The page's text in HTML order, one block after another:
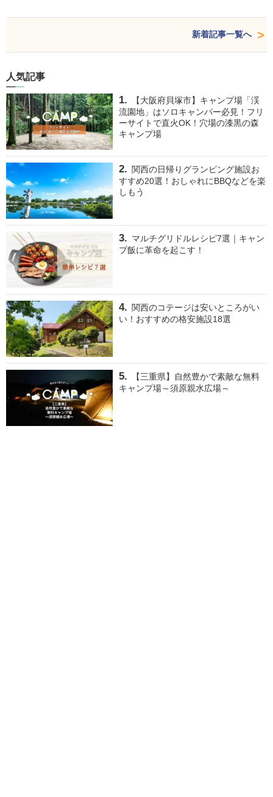
新着記事一覧へ
人気記事
【大阪府貝塚市】キャンプ場「渓
流園地」はソロキャンパー必見！フリ
ーサイトで直火OK！穴場の漆黒の森
キャンプ場
関西の日帰りグランピング施設お
すすめ20選！おしゃれにBBQなどを楽
しもう
マルチグリドルレシピ7選｜キャン
プ飯に革命を起こす！
関西のコテージは安いところがい
い！おすすめの格安施設18選
【三重県】自然豊かで素敵な無料
キャンプ場～須原親水広場～